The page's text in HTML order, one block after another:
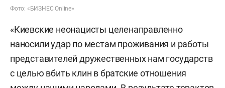
Фото: «БИЗНЕС Online»
«Киевские неонацисты целенаправленно
наносили удар по местам проживания и работы
представителей дружественных нам государств
с целью вбить клин в братские отношения